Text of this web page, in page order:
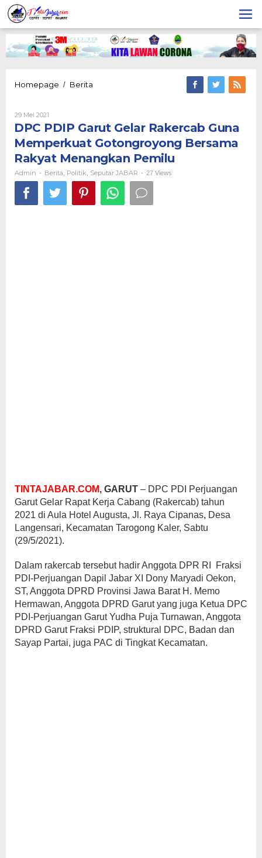
Lewati
ke
konten
Homepage / Berita
Rakercab
Memperkuat
Gotongroyong
Rakyat
Menangkan
Pemilu
29 Mei 2021
Admin
DPC PDIP Garut Gelar Rakercab Guna
Memperkuat Gotongroyong Bersama
Rakyat Menangkan Pemilu
Admin - Berita Politik Seputar JABAR - 27 Views
TINTAJABAR.COM, GARUT – DPC PDI Perjuangan
Garut Gelar Rapat Kerja Cabang (Rakercab) tahun
2021 di Aula Hotel Augusta, Jl. Raya Cipanas, Desa
Langensari, Kecamatan Tarogong Kaler, Sabtu
(29/5/2021).
Dalam rakercab tersebut hadir Anggota DPR RI Fraksi
PDI-Perjuangan Dapil Jabar XI Dony Maryadi Oekon,
ST, Anggota DPRD Provinsi Jawa Barat H. Memo
Hermawan, Anggota DPRD Garut yang juga Ketua DPC
PDI-Perjuangan Garut Yudha Puja Turnawan, Anggota
DPRD Garut Fraksi PDIP, struktural DPC, Badan dan
Sayap Partai, juga PAC di Tingkat Kecamatan.